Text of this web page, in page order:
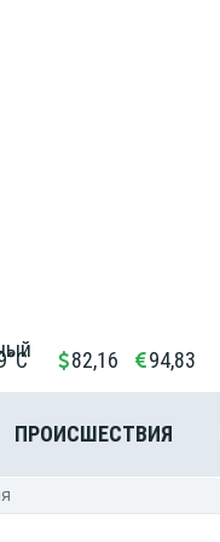
82,16 94,83
ПРОИСШЕСТВИЯ